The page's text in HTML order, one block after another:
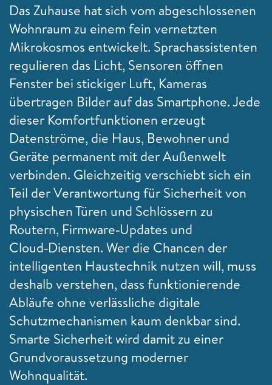
Das Zuhause hat sich vom abgeschlossenen
Wohnraum zu einem fein vernetzten
Mikrokosmos entwickelt. Sprachassistenten
regulieren das Licht, Sensoren öffnen
Fenster bei stickiger Luft, Kameras
übertragen Bilder auf das Smartphone. Jede
dieser Komfortfunktionen erzeugt
Datenströme, die Haus, Bewohner und
Geräte permanent mit der Außenwelt
verbinden. Gleichzeitig verschiebt sich ein
Teil der Verantwortung für Sicherheit von
physischen Türen und Schlössern zu
Routern, Firmware‑Updates und
Cloud‑Diensten. Wer die Chancen der
intelligenten Haustechnik nutzen will, muss
deshalb verstehen, dass funktionierende
Abläufe ohne verlässliche digitale
Schutzmechanismen kaum denkbar sind.
Smarte Sicherheit wird damit zu einer
Grundvoraussetzung moderner
Wohnqualität.